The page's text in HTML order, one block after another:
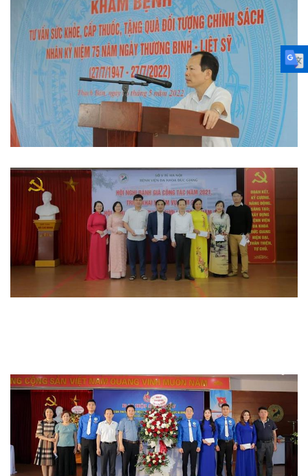
Hoạt động đoàn thể
Hoạt động chuyên môn